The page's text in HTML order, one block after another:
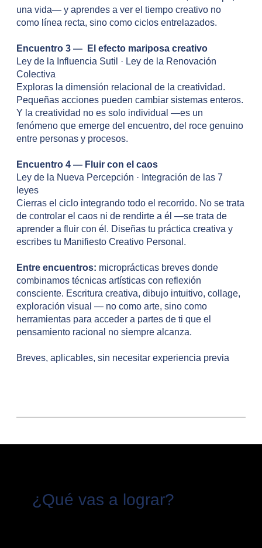
una vida— y aprendes a ver el tiempo creativo no
como línea recta, sino como ciclos entrelazados.
Encuentro 3 — El efecto mariposa creativo
Ley de la Influencia Sutil · Ley de la Renovación
Colectiva
Exploras la dimensión relacional de la creatividad.
Pequeñas acciones pueden cambiar sistemas enteros.
Y la creatividad no es solo individual —es un
fenómeno que emerge del encuentro, del roce genuino
entre personas y procesos.
Encuentro 4 — Fluir con el caos
Ley de la Nueva Percepción · Integración de las 7
leyes
Cierras el ciclo integrando todo el recorrido. No se trata
de controlar el caos ni de rendirte a él —se trata de
aprender a fluir con él. Diseñas tu práctica creativa y
escribes tu Manifiesto Creativo Personal.
Entre encuentros: microprácticas breves donde
combinamos técnicas artísticas con reflexión
consciente. Escritura creativa, dibujo intuitivo, collage,
exploración visual — no como arte, sino como
herramientas para acceder a partes de ti que el
pensamiento racional no siempre alcanza.
Breves, aplicables, sin necesitar experiencia previa
¿Qué vas a lograr?